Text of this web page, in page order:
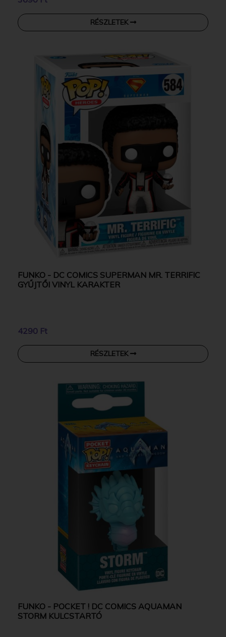
RÉSZLETEK
FUNKO - DC COMICS SUPERMAN MR. TERRIFIC
GYŰJTŐI VINYL KARAKTER
4290 Ft
RÉSZLETEK
FUNKO - POCKET ! DC COMICS AQUAMAN
STORM KULCSTARTÓ